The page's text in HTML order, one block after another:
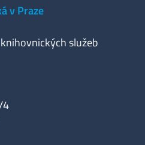
v Praze
služeb
4